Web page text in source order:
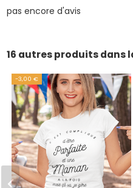
pas encore d'avis
16 autres produits dans
-3,00 €